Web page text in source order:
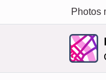
Photos